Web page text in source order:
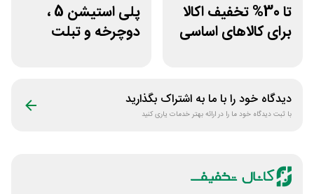
تا 30% تخفیف اکالا
برای کالاهای اساسی
پلی استیشن 5 ،
دوچرخه و تبلت
دیدگاه خود را با ما به اشتراک بگذارید
با ثبت دیدگاه خود ما را در ارائه بهتر خدمات یاری کنید